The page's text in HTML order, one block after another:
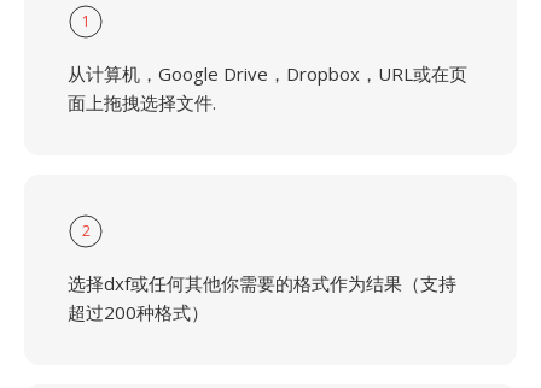
1
从计算机，Google Drive，Dropbox，URL或在页
面上拖拽选择文件.
2
选择dxf或任何其他你需要的格式作为结果（支持
超过200种格式）